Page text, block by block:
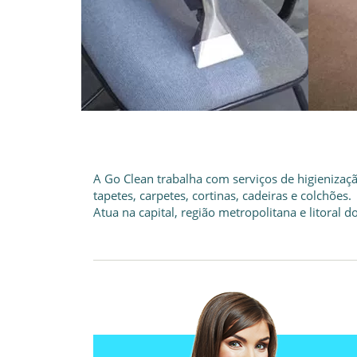
A Go Clean trabalha com serviços de
tapetes, carpetes, cortinas, cadeiras e colchões.
Atua na capital, região metropolitana e litoral